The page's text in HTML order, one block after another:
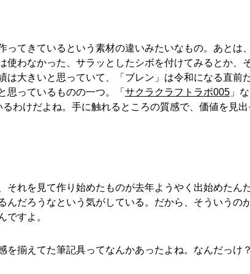
てきているという素材の違いみたいなもの。あとは
わなかった、サラッとしたシボを付けてみるとか、
大きいと思っていて、「ブレン」は令和になる直前
思っているものの一つ。「 サクラクラフトラボ005 」
わけだよね。手に触れるところの質感で、価値を見出
れを見て作り始めたものが去年ようやく出始めたんだ
だろうなという気がしている。だから、そういうの
ですよ。
揃えてた筆記具ってなんかあったよね。なんだっけ？